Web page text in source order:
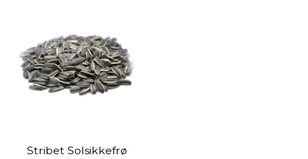
Stribet Solsikkefrø